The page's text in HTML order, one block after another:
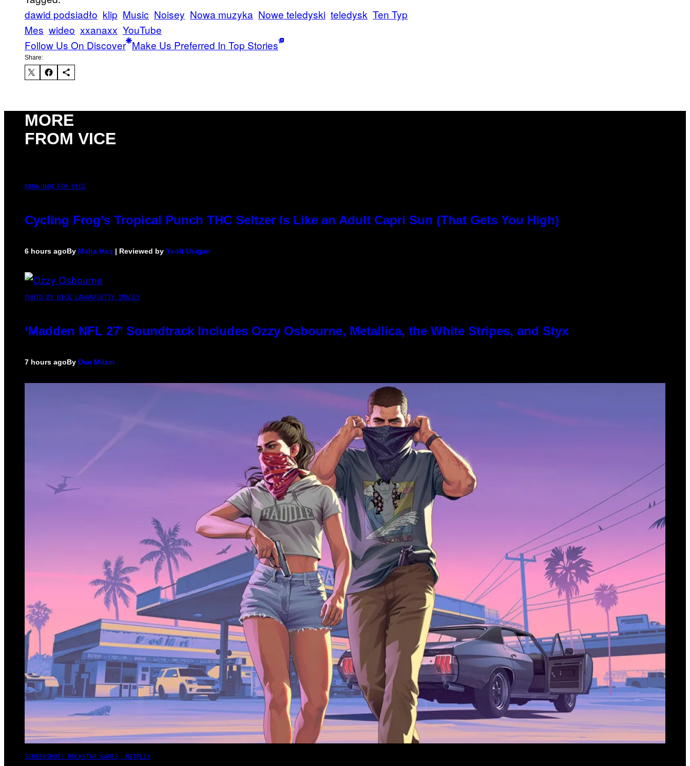
dawid podsiadło klip Music Noisey Nowa muzyka Nowe teledyski teledysk Ten Typ
Mes wideo xxanaxx YouTube
Follow Us On Discover Make Us Preferred In Top Stories
Share:
MORE
FROM VICE
MAHA HAQ FOR VICE
Cycling Frog’s Tropical Punch THC Seltzer Is Like an Adult Capri Sun (That Gets You High)
6 hours agoBy Maha Haq | Reviewed by Ysolt Usigan
PHOTO BY NICK LAHAM/GETTY IMAGES
‘Madden NFL 27’ Soundtrack Includes Ozzy Osbourne, Metallica, the White Stripes, and Styx
7 hours agoBy Dan Milam
SCREENSHOT: ROCKSTAR GAMES, NETFLIX